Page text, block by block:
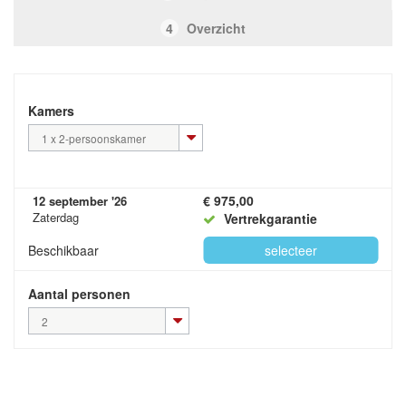
4
Overzicht
Kamers
1 x 2-persoonskamer
12 september '26
Zaterdag
Beschikbaar
€ 975,00
Vertrekgarantie
selecteer
Aantal personen
2